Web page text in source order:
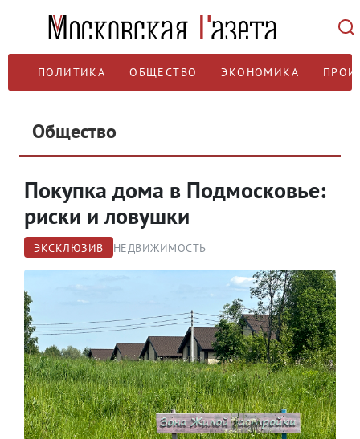
ПОЛИТИКА ОБЩЕСТВО ЭКОНОМИКА
Общество
Покупка дома в Подмосковье:
риски и ловушки
ЭКСКЛЮЗИВ НЕДВИЖИМОСТЬ